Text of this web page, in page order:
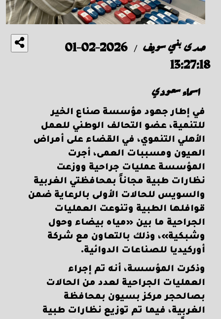
صدى بني سويف /
2026-02-01
13:27:18
اسماء سعودي
في إطار جهود مؤسسة صناع الخير
للتنمية، عضو التحالف الوطني للعمل
الأهلي التنموي، في القضاء على أمراض
العيون ومسببات العمى، أجرت
المؤسسة عمليات جراحية ووزعت
نظارات طبية مجاناً بمحافظتي الغربية
والسويس للحالات الأولى بالرعاية ضمن
قوافلها الطبية وتنوعت العمليات
الجراحية ما بين «مياه بيضاء وحول
وشبكية»، وذلك بالتعاون مع شركة
أوركيديا للصناعات الدوائية.
وذكرت المؤسسة، أنه تم إجراء
العمليات الجراحية لعدد من الحالات
بصالحجر مركز بسيون بمحافظة
الغربية، فيما تم توزيع نظارات طبية